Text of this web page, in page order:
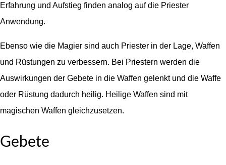
Erfahrung und Aufstieg finden analog auf die Priester
Anwendung.
Ebenso wie die Magier sind auch Priester in der Lage, Waffen
und Rüstungen zu verbessern. Bei Priestern werden die
Auswirkungen der Gebete in die Waffen gelenkt und die Waffe
oder Rüstung dadurch heilig. Heilige Waffen sind mit
magischen Waffen gleichzusetzen.
Gebete